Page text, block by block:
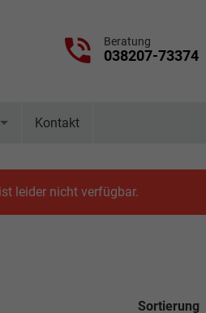
Beratung
038207-73374
Kontakt
leider nicht verfügbar.
Sortierung